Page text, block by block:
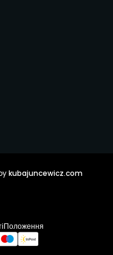
kubajuncewicz.com
Положення